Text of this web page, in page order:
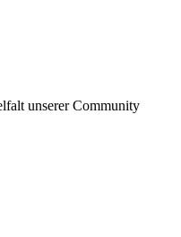
unserer Community